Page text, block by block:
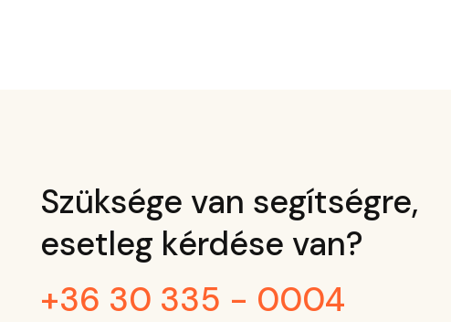
Szüksége van segítségre,
esetleg kérdése van?
+36 30 335 - 0004